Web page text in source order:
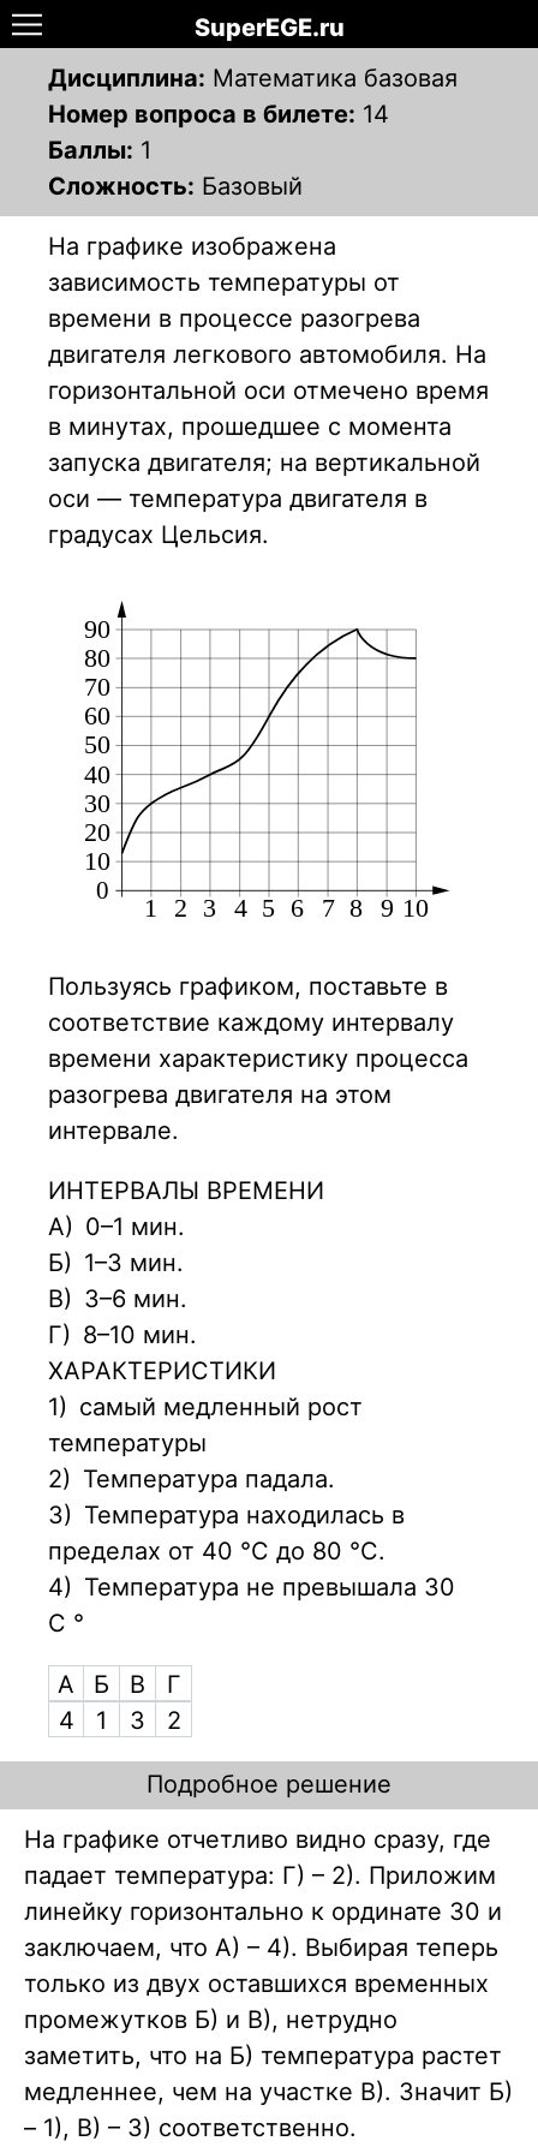
SuperEGE.ru
Дисциплина: Математика базовая
Номер вопроса в билете: 14
Баллы: 1
Сложность: Базовый
На графике изображена
зависимость температуры от
времени в процессе разогрева
двигателя легкового автомобиля. На
горизонтальной оси отмечено время
в минутах, прошедшее с момента
запуска двигателя; на вертикальной
оси — температура двигателя в
градусах Цельсия.
Пользуясь графиком, поставьте в
соответствие каждому интервалу
времени характеристику процесса
разогрева двигателя на этом
интервале.
ИНТЕРВАЛЫ ВРЕМЕНИ
А) 0–1 мин.
Б) 1–3 мин.
В) 3–6 мин.
Г) 8–10 мин.
ХАРАКТЕРИСТИКИ
1) самый медленный рост
температуры
2) Температура падала.
3) Температура находилась в
пределах от 40 °C до 80 °C.
4) Температура не превышала 30
C °
А Б В
Г
4
1 3 2
Подробное решение
На графике отчетливо видно сразу, где
падает температура: Г) – 2). Приложим
линейку горизонтально к ординате 30 и
заключаем, что А) – 4). Выбирая теперь
только из двух оставшихся временных
промежутков Б) и В), нетрудно
заметить, что на Б) температура растет
медленнее, чем на участке В). Значит Б)
– 1), В) – 3) соответственно.